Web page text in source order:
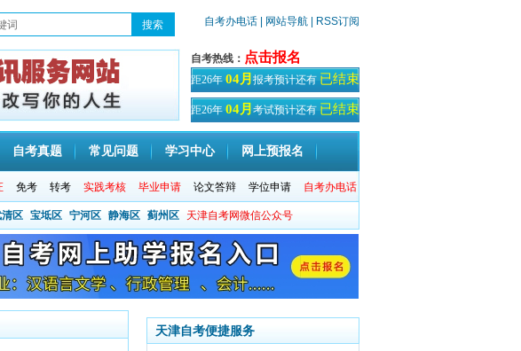
自考办电话 | 网站导航 | RSS订阅
自考热线： 点击报名
距26年 04月 报考预计还有 已结束
天！
距26年 04月 考试预计还有 已结束
天
自考真题 常见问题 学习中心 网上预报名
免考 转考 实践考核 毕业申请 论文答辩 学位申请 自考办电话
区 宝坻区 宁河区 静海区 蓟州区 天津自考网微信公众号
天津自考便捷服务